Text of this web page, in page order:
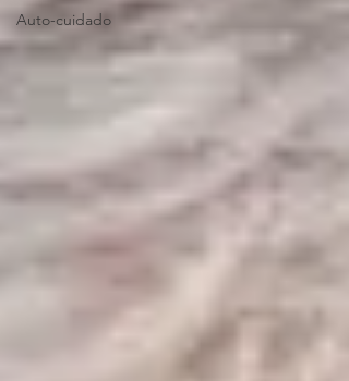
Auto-cuidado